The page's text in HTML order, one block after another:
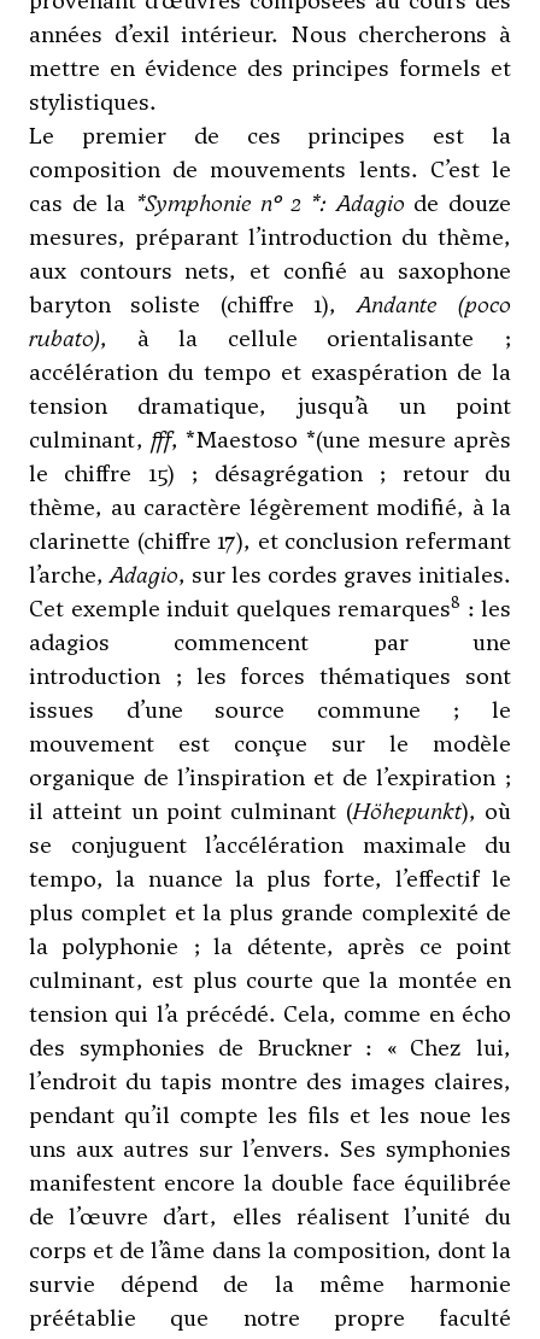
années d’exil intérieur. Nous chercherons à
mettre en évidence des principes formels et
stylistiques.
Le premier de ces principes est la
composition de mouvements lents. C’est le
cas de la *Symphonie n° 2 *:Adagio de douze
mesures, préparant l’introduction du thème,
aux contours nets, et confié au saxophone
baryton soliste (chiffre 1),Andante (poco
rubato), à la cellule orientalisante ;
accélération du tempo et exaspération de la
tension dramatique, jusqu’à un point
culminant, fff, *Maestoso *(une mesure après
le chiffre 15) ; désagrégation ; retour du
thème, au caractère légèrement modifié, à la
clarinette (chiffre 17), et conclusion refermant
l’arche,Adagio, sur les cordes graves initiales.
Cet exemple induit quelques remarques8 : les
adagios commencent par une
introduction ; les forces thématiques sont
issues d’une source commune ; le
mouvement est conçue sur le modèle
organique de l’inspiration et de l’expiration ;
il atteint un point culminant (Höhepunkt), où
se conjuguent l’accélération maximale du
tempo, la nuance la plus forte, l’effectif le
plus complet et la plus grande complexité de
la polyphonie ; la détente, après ce point
culminant, est plus courte que la montée en
tension qui l’a précédé. Cela, comme en écho
des symphonies de Bruckner : « Chez lui,
l’endroit du tapis montre des images claires,
pendant qu’il compte les fils et les noue les
uns aux autres sur l’envers. Ses symphonies
manifestent encore la double face équilibrée
de l’œuvre d’art, elles réalisent l’unité du
corps et de l’âme dans la composition, dont la
survie dépend de la même harmonie
préétablie que notre propre faculté